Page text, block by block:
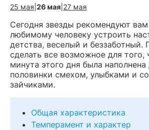
25 мая 26 мая 27 мая
Сегодня звезды рекомендуют
любимому человеку устроить
детства, веселый и беззаботный.
сделать все возможное для того,
минута этого дня была
половинки смехом, улыбками и
зайчиками.
Общая характеристика
Темперамент и характер